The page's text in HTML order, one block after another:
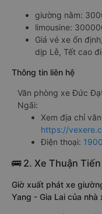
giường nằm:
limousine:
Giá vé xe ổn
dịp Lễ, Tết cao
Thông tin liên hệ
Văn phòng xe Đức
Ngãi:
Xem địa chỉ
https://
Điện thoại:
🚌 2. Xe Thuận Tiến
Giờ xuất phát xe
Yang - Gia Lai của nhà